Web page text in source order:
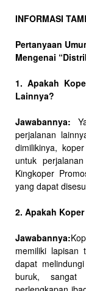
INFORMASI
Pertanyaan
Mengenai
1. Apakah
Lainnya?
Jawabannya:
perjalanan
dimilikinya,
untuk
Kingkoper
yang dapat
2. Apakah
Jawabannya:
memiliki
dapat
buruk, sangat